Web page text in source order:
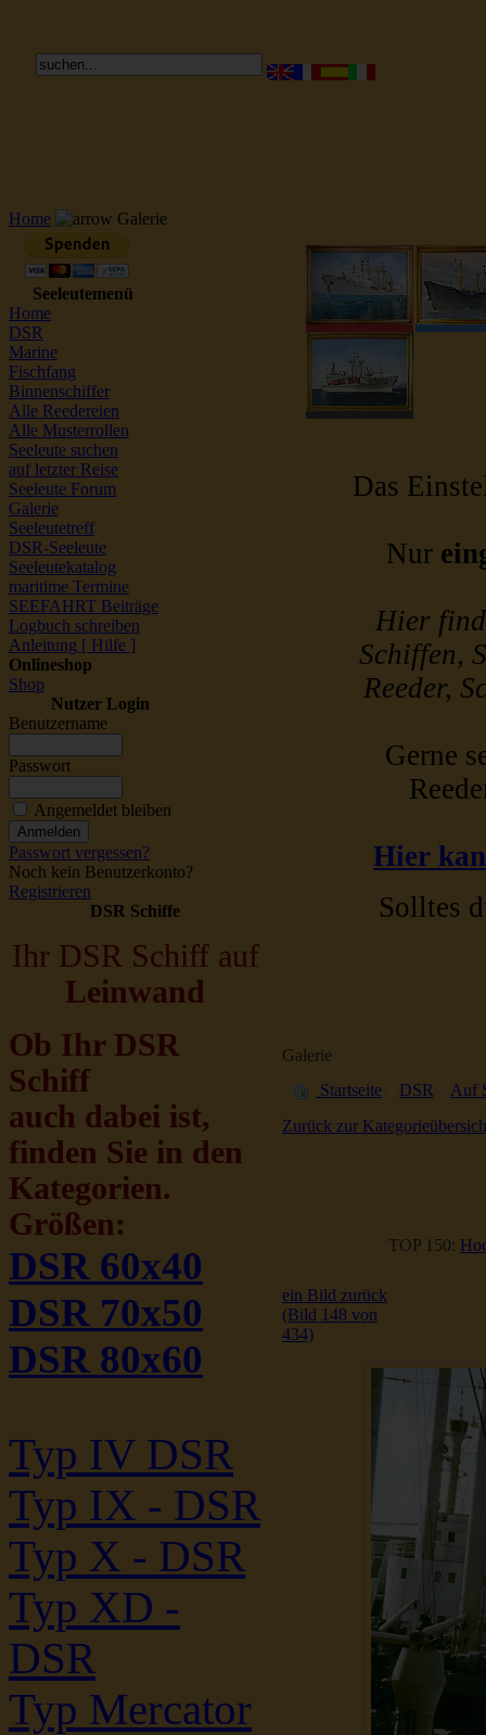
Home Galerie
Seeleutemenü
Home
DSR
Marine
Fischfang
Binnenschiffer
Alle Reedereien
Alle Musterrollen
Seeleute suchen
auf letzter Reise
Seeleute Forum
Galerie
Seeleutetreff
DSR-Seeleute
Seeleutekatalog
maritime Termine
SEEFAHRT Beiträge
Logbuch schreiben
Anleitung [ Hilfe ]
Onlineshop
Shop
Nutzer Login
Benutzername
Passwort
Angemeldet bleiben
Passwort vergessen?
Noch kein Benutzerkonto?
Registrieren
DSR Schiffe
Ihr DSR Schiff auf
Leinwand
Ob Ihr DSR
Schiff
auch dabei ist,
finden Sie in den
Kategorien.
Größen:
DSR 60x40
DSR 70x50
DSR 80x60
Typ IV DSR
Typ IX - DSR
Typ X - DSR
Typ XD -
DSR
Typ Mercator
Das
Nur
Hier
Schiffen,
Reeder,
Gerne
Hier
Solltes
Galerie
Startseite » DSR » Auf
Zurück zur
TOP 150:
ein Bild zurück
(Bild 148 von
434)